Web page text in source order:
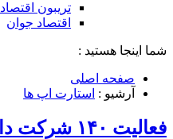
تریبون اقتصاد
اقتصاد جوان
شما اینجا هستید :
صفحه اصلی
آرشیو : استارت اپ ها
فعالیت ۱۴۰ شرکت دانش‌بنیان در مازندران